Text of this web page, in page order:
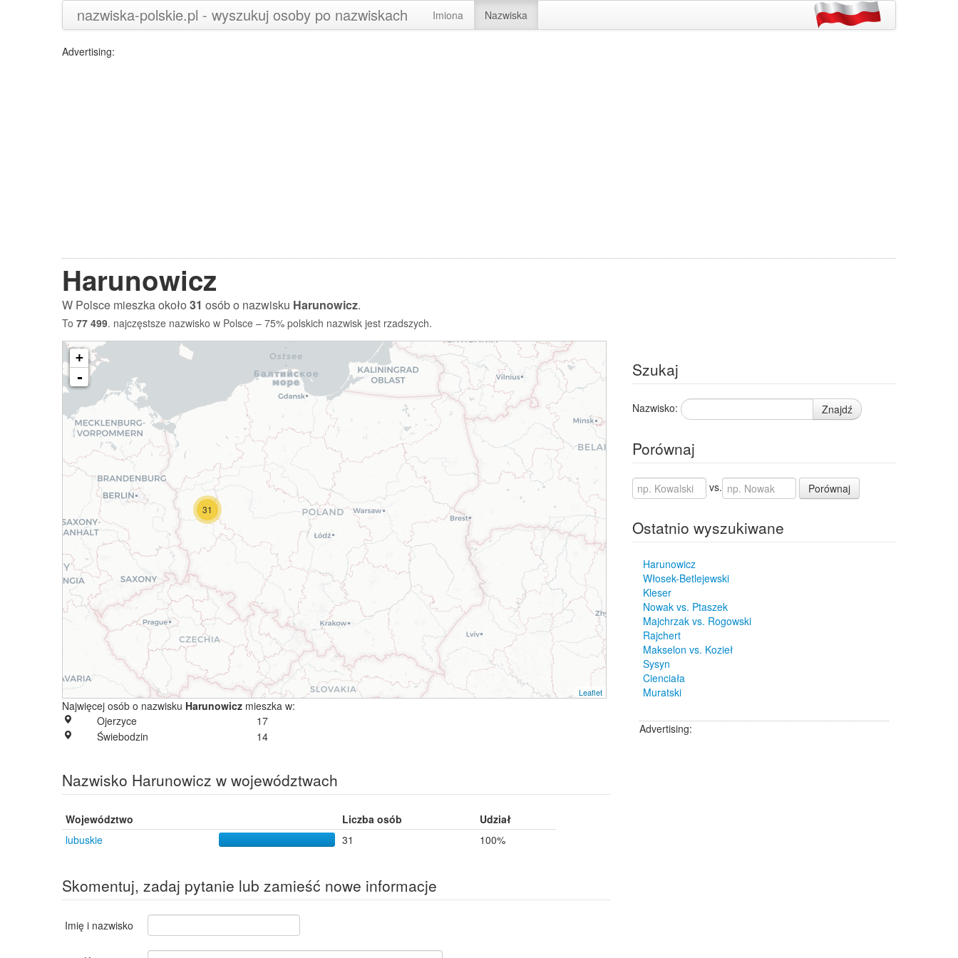
nazwiska-polskie.pl - wyszukuj osoby po nazwiskach Imiona Nazwiska
Advertising:
Harunowicz
W Polsce mieszka około31 osób o nazwisku Harunowicz.
To 77 499. najczęstsze nazwisko w Polsce – 75% polskich nazwisk jest rzadszych.
31
+
-
Leaflet
Najwięcej osób o nazwisku Harunowicz mieszka w:
Ojerzyce
17
Świebodzin
14
Nazwisko Harunowicz w województwach
Województwo Liczba osób
Udział
lubuskie
31 100%
Skomentuj, zadaj pytanie lub zamieść nowe informacje
Imię i nazwisko
Szukaj
Nazwisko: Znajdź
Porównaj
vs. Porównaj
Ostatnio wyszukiwane
Harunowicz
Włosek-Betlejewski
Kleser
Nowak vs. Ptaszek
Majchrzak vs. Rogowski
Rajchert
Makselon vs. Kozieł
Sysyn
Cienciała
Muratski
Advertising: